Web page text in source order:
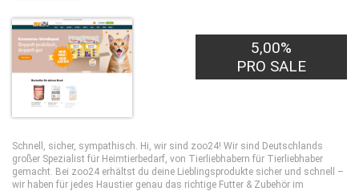
5,00%
PRO SALE
Schnell, sicher, sympathisch. Hi, wir sind zoo24! Wir sind Deutschlands
großer Spezialist für Heimtierbedarf, von Tierliebhabern für Tierliebhaber
gemacht. Bei zoo24 erhältst du deine Lieblingsprodukte sicher und schnell –
wir haben für jedes Haustier genau das richtige Futter & Zubehör im